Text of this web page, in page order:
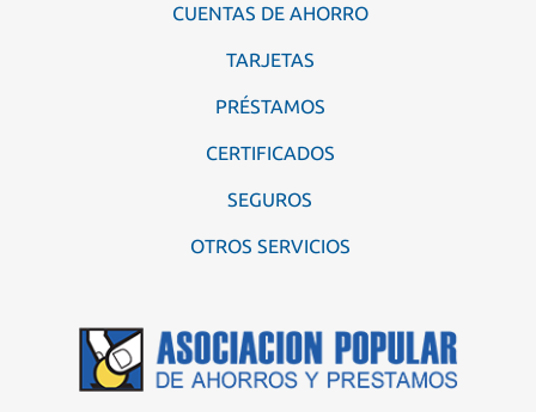
CUENTAS DE AHORRO
TARJETAS
PRÉSTAMOS
CERTIFICADOS
SEGUROS
OTROS SERVICIOS